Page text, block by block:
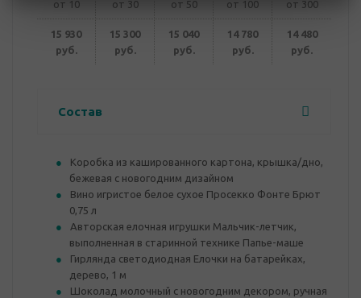
от 10 от 30 от 50 от 100 от 300
15 930
руб.
15 300
руб.
15 040
руб.
14 780
руб.
14 480
руб.
Состав
Коробка из кашированного картона, крышка/дно,
бежевая с новогодним дизайном
Вино игристое белое сухое Просекко Фонте Брют
0,75 л
Авторская елочная игрушки Мальчик-летчик,
выполненная в старинной технике Папье-маше
Гирлянда светодиодная Елочки на батарейках,
дерево, 1 м
Шоколад молочный с новогодним декором, ручная